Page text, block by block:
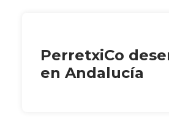
PerretxiCo
en Andalucía